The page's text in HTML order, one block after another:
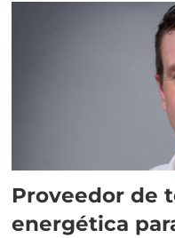
Proveedor de
energética